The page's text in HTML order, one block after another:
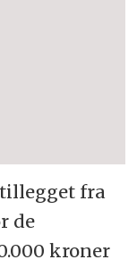
fra
de
kroner